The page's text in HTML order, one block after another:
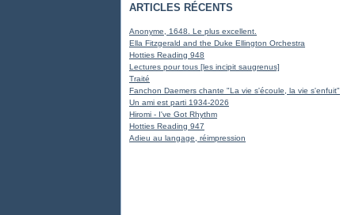
ARTICLES RÉCENTS
Anonyme, 1648. Le plus excellent.
Ella Fitzgerald and the Duke Ellington Orchestra
Hotties Reading 948
Lectures pour tous [les incipit saugrenus]
Traité
Fanchon Daemers chante "La vie s'écoule, la vie s'enfuit"
Un ami est parti 1934-2026
Hiromi - I've Got Rhythm
Hotties Reading 947
Adieu au langage, réimpression